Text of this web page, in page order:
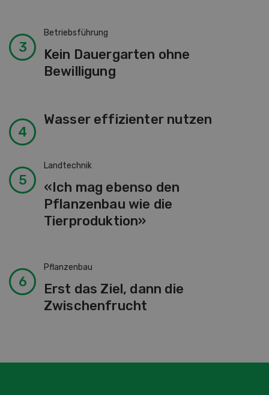
Betriebsführung
Kein Dauergarten ohne
Bewilligung
Wasser effizienter nutzen
Landtechnik
«Ich mag ebenso den
Pflanzenbau wie die
Tierproduktion»
Pflanzenbau
Erst das Ziel, dann die
Zwischenfrucht